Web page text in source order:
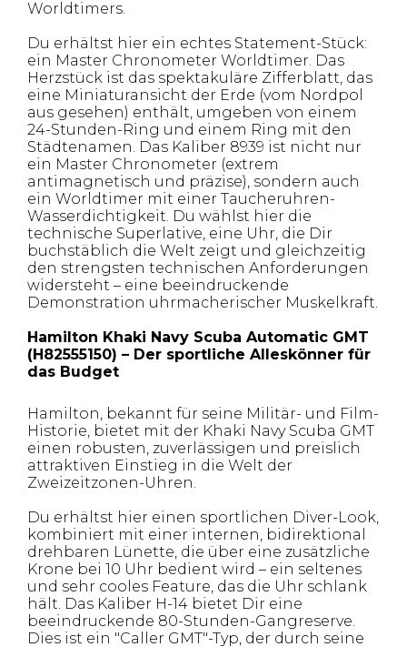
Worldtimers.
Du erhältst hier ein echtes Statement-Stück:
ein Master Chronometer Worldtimer. Das
Herzstück ist das spektakuläre Zifferblatt, das
eine Miniaturansicht der Erde (vom Nordpol
aus gesehen) enthält, umgeben von einem
24-Stunden-Ring und einem Ring mit den
Städtenamen. Das Kaliber 8939 ist nicht nur
ein Master Chronometer (extrem
antimagnetisch und präzise), sondern auch
ein Worldtimer mit einer Taucheruhren-
Wasserdichtigkeit. Du wählst hier die
technische Superlative, eine Uhr, die Dir
buchstäblich die Welt zeigt und gleichzeitig
den strengsten technischen Anforderungen
widersteht – eine beeindruckende
Demonstration uhrmacherischer Muskelkraft.
Hamilton Khaki Navy Scuba Automatic GMT
(H82555150) – Der sportliche Alleskönner für
das Budget
Hamilton, bekannt für seine Militär- und Film-
Historie, bietet mit der Khaki Navy Scuba GMT
einen robusten, zuverlässigen und preislich
attraktiven Einstieg in die Welt der
Zweizeitzonen-Uhren.
Du erhältst hier einen sportlichen Diver-Look,
kombiniert mit einer internen, bidirektional
drehbaren Lünette, die über eine zusätzliche
Krone bei 10 Uhr bedient wird – ein seltenes
und sehr cooles Feature, das die Uhr schlank
hält. Das Kaliber H-14 bietet Dir eine
beeindruckende 80-Stunden-Gangreserve.
Dies ist ein "Caller GMT"-Typ, der durch seine